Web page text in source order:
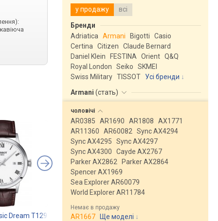
Dream T129.410.16.013.00TISSOT T109.410.16.053.00
у продажу всі
Бренди
Adriatica
Armani Bigotti
Casio
Certina
Citizen
Claude Bernard
Daniel Klein
FESTINA Orient Q&Q
Royal London
Seiko
SKMEI
Swiss Military TISSOT
Усі бренди
Armani (стать)
чоловічі
AR0385 AR1690 AR1808
AX1771
AR11360
AR60082
Sync AX4294
Sync AX4295
Sync AX4297
Sync AX4300
Cayde AX2767
Parker AX2862
Parker AX2864
Spencer AX1969
Sea Explorer AR60079
World Explorer AR11784
Немає в продажу
AR1667 Ще моделі ↓